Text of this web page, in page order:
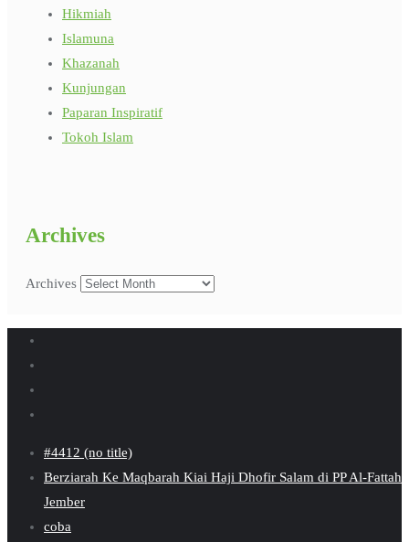
Hikmiah
Islamuna
Khazanah
Kunjungan
Paparan Inspiratif
Tokoh Islam
Archives
Archives
#4412 (no title)
Berziarah Ke Maqbarah Kiai Haji Dhofir Salam di PP Al-Fattah
Jember
coba